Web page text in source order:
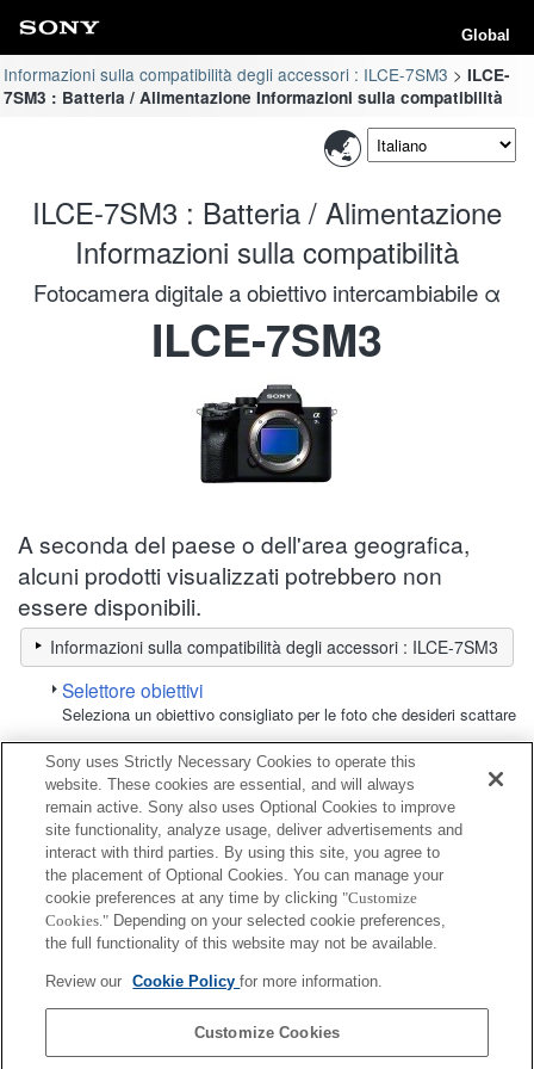
Global
Informazioni sulla compatibilità degli accessori : ILCE-7SM3
ILCE-
7SM3 : Batteria / Alimentazione Informazioni sulla compatibilità
ILCE-7SM3 : Batteria / Alimentazione
Informazioni sulla compatibilità
Fotocamera digitale a obiettivo intercambiabile α
ILCE-7SM3
A seconda del paese o dell'area geografica,
alcuni prodotti visualizzati potrebbero non
essere disponibili.
Informazioni sulla compatibilità degli accessori : ILCE-7SM3
Selettore obiettivi
Seleziona un obiettivo consigliato per le foto che desideri scattare
Batteria / Alimentazione
Completamente compatibile
Compatibile, ma con restrizioni
NP-FZ100
NPA-MQZ1K
Sony uses Strictly Necessary Cookies to operate this
website. These cookies are essential, and will always
remain active. Sony also uses Optional Cookies to improve
site functionality, analyze usage, deliver advertisements and
interact with third parties. By using this site, you agree to
the placement of Optional Cookies. You can manage your
cookie preferences at any time by clicking "Customize
Cookies." Depending on your selected cookie preferences,
the full functionality of this website may not be available.
Review our Cookie Policyfor more information.
Customize Cookies